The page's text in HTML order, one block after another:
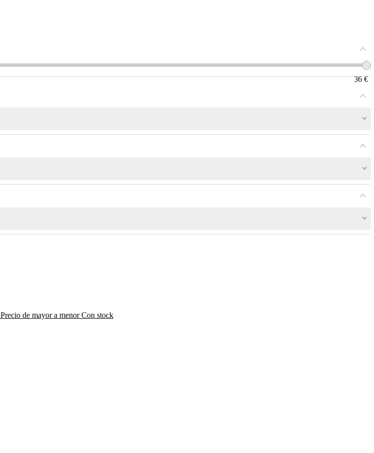
36 €
Precio de mayor a menorCon stock